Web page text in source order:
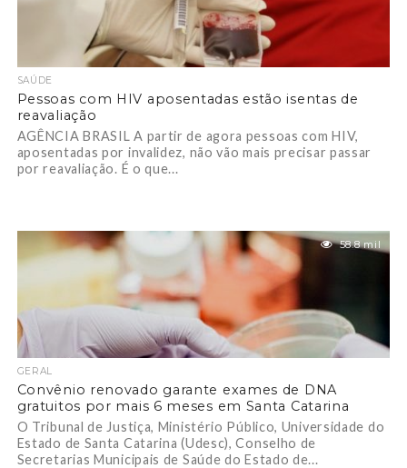
SAÚDE
Pessoas com HIV aposentadas estão isentas de
reavaliação
AGÊNCIA BRASIL A partir de agora pessoas com HIV,
aposentadas por invalidez, não vão mais precisar passar
por reavaliação. É o que...
58.8 mil
GERAL
Convênio renovado garante exames de DNA
gratuitos por mais 6 meses em Santa Catarina
O Tribunal de Justiça, Ministério Público, Universidade do
Estado de Santa Catarina (Udesc), Conselho de
Secretarias Municipais de Saúde do Estado de...